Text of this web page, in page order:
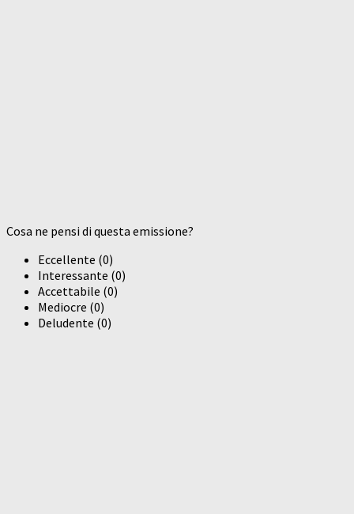
Cosa ne pensi di questa emissione?
Eccellente (0)
Interessante (0)
Accettabile (0)
Mediocre (0)
Deludente (0)